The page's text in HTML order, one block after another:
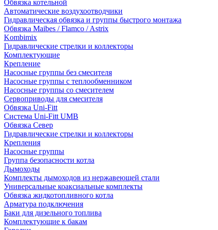
Обвязка котельной
Автоматические воздухоотводчики
Гидравлическая обвязка и группы быстрого монтажа
Обвязка Maibes / Flamco / Astrix
Kombimix
Гидравлические стрелки и коллекторы
Комплектующие
Крепление
Насосные группы без смесителя
Насосные группы с теплообменником
Насосные группы со смесителем
Сервоприводы для смесителя
Обвязка Uni-Fitt
Система Uni-Fitt UMB
Обвязка Север
Гидравлические стрелки и коллекторы
Крепления
Насосные группы
Группа безопасности котла
Дымоходы
Комплекты дымоходов из нержавеющей стали
Универсальные коаксиальные комплекты
Обвязка жидкотопливного котла
Арматура подключения
Баки для дизельного топлива
Комплектующие к бакам